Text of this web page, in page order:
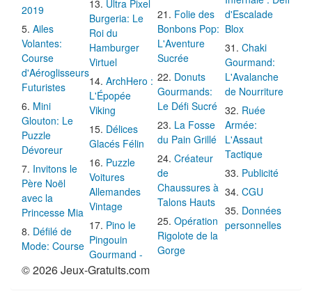
2019
Ailes
Volantes:
Course
d'Aéroglisseurs
Futuristes
Mini
Glouton: Le
Puzzle
Dévoreur
Invitons le
Père Noël
avec la
Princesse Mia
Défilé de
Mode: Course
Ultra Pixel
Burgeria: Le
Roi du
Hamburger
Virtuel
ArchHero :
L'Épopée
Viking
Délices
Glacés Félin
Puzzle
Voitures
Allemandes
Vintage
Pino le
Pingouin
Gourmand -
Folie des
Bonbons Pop:
L'Aventure
Sucrée
Donuts
Gourmands:
Le Défi Sucré
La Fosse
du Pain Grillé
Créateur
de
Chaussures à
Talons Hauts
Opération
Rigolote de la
Gorge
d'Escalade
Blox
Chaki
Gourmand:
L'Avalanche
de Nourriture
Ruée
Armée:
L'Assaut
Tactique
Publicité
CGU
Données
personnelles
© 2026 Jeux-Gratuits.com